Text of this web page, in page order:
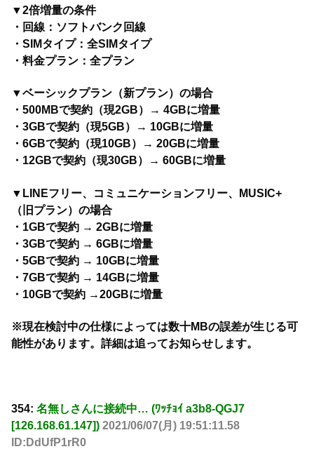
▼2倍増量の条件
・回線：ソフトバンク回線
・SIMタイプ：全SIMタイプ
・料金プラン：全プラン
▼ベーシックプラン（新プラン）の場合
・500MBで契約（現2GB）→ 4GBに増量
・3GBで契約（現5GB）→ 10GBに増量
・6GBで契約（現10GB）→ 20GBに増量
・12GBで契約（現30GB）→ 60GBに増量
▼LINEフリー、コミュニケーションフリー、MUSIC+
（旧プラン）の場合
・1GBで契約 → 2GBに増量
・3GBで契約 → 6GBに増量
・5GBで契約 → 10GBに増量
・7GBで契約 → 14GBに増量
・10GBで契約 →20GBに増量
※現在検討中の仕様によっては数十MBの誤差が生じる可
能性があります。詳細は追ってお知らせします。
354: 名無しさんに接続中… (ﾜｯﾁｮｲ a3b8-QGJ7
[126.168.61.147]) 2021/06/07(月) 19:51:11.58
ID:DdUfP1rR0